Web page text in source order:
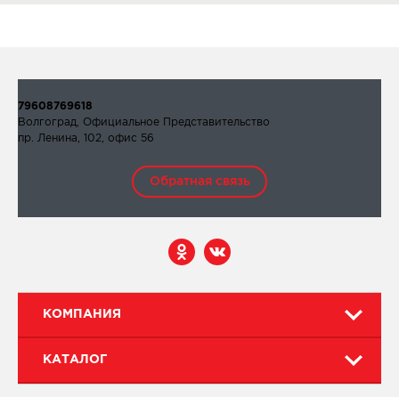
КОМПАНИЯ
КАТАЛОГ
79608769618
Волгоград, Официальное Представительство
пр. Ленина, 102, офис 56
Обратная связь